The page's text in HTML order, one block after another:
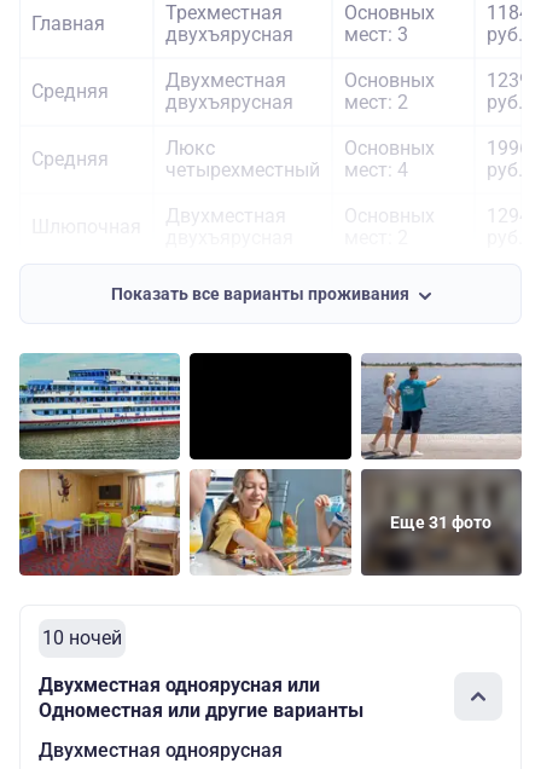
Главная
Трехместная
двухъярусная
Основных
мест: 3
руб.
Средняя
Двухместная
двухъярусная
Основных
мест: 2
руб.
Средняя
Люкс
четырехместный
Основных
мест: 4
руб.
Двухместная
Основных
Шлюпочная
евростандарт
Основных
Показать все варианты проживания
Еще 31 фото
10 ночей
Двухместная одноярусная или
Одноместная или другие варианты
Двухместная одноярусная